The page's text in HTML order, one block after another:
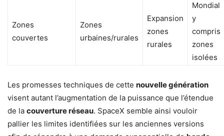
Zones
couvertes
Zones
urbaines/rurales
Expansion
zones
rurales
Mondial
y
compris
zones
isolées
Les promesses techniques de cette nouvelle génération
visent autant l’augmentation de la puissance que l’étendue
de la couverture réseau. SpaceX semble ainsi vouloir
pallier les limites identifiées sur les anciennes versions